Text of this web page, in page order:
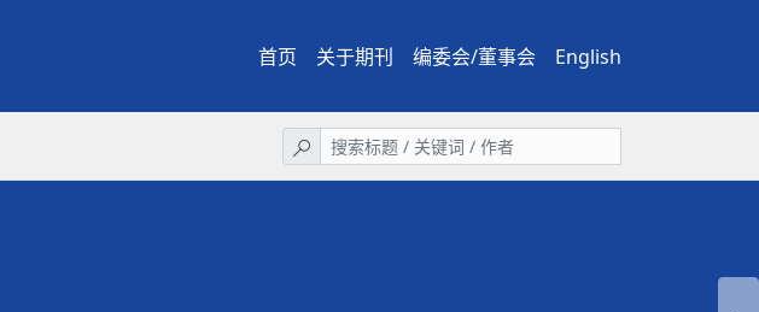
首页 关于期刊 编委会/董事会 English